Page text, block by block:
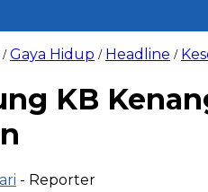
/Gaya Hidup / Headline /
KB
- Reporter